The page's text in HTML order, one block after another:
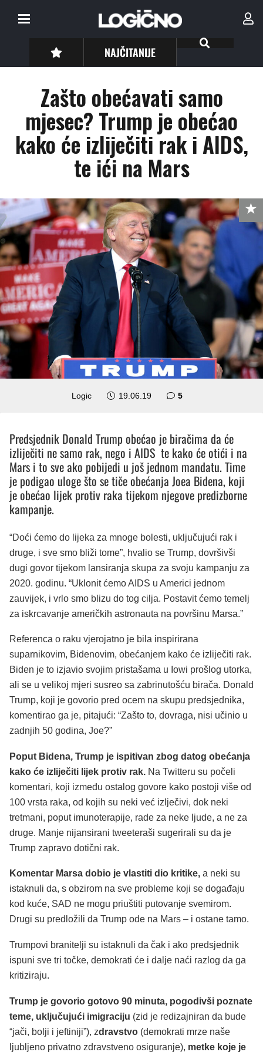
NAJČITANIJE
Zašto obećavati samo
mjesec? Trump je obećao
kako će izliječiti rak i AIDS,
te ići na Mars
Logic 19.06.19 5komentara
Predsjednik Donald Trump obećao je biračima da će
izliječiti ne samo rak, nego i AIDS te kako će otići i na
Mars i to sve ako pobijedi u još jednom mandatu. Time
je podigao uloge što se tiče obećanja Joea Bidena, koji
je obećao lijek protiv raka tijekom njegove predizborne
kampanje.
“Doći ćemo do lijeka za mnoge bolesti, uključujući rak i
druge, i sve smo bliži tome”, hvalio se Trump, dovršivši
dugi govor tijekom lansiranja skupa za svoju kampanju za
2020. godinu. “Uklonit ćemo AIDS u Americi jednom
zauvijek, i vrlo smo blizu do tog cilja. Postavit ćemo temelj
za iskrcavanje američkih astronauta na površinu Marsa.”
Referenca o raku vjerojatno je bila inspirirana
suparnikovim, Bidenovim, obećanjem kako će izliječiti rak.
Biden je to izjavio svojim pristašama u Iowi prošlog utorka,
ali se u velikoj mjeri susreo sa zabrinutošću birača. Donald
Trump, koji je govorio pred ocem na skupu predsjednika,
komentirao ga je, pitajući: “Zašto to, dovraga, nisi učinio u
zadnjih 50 godina, Joe?”
Poput Bidena, Trump je ispitivan zbog datog obećanja
kako će izliječiti lijek protiv rak. Na Twitteru su počeli
komentari, koji između ostalog govore kako postoji više od
100 vrsta raka, od kojih su neki već izlječivi, dok neki
tretmani, poput imunoterapije, rade za neke ljude, a ne za
druge. Manje nijansirani tweeteraši sugerirali su da je
Trump zapravo dotični rak.
Komentar Marsa dobio je vlastiti dio kritike, a neki su
istaknuli da, s obzirom na sve probleme koji se događaju
kod kuće, SAD ne mogu priuštiti putovanje svemirom.
Drugi su predložili da Trump ode na Mars – i ostane tamo.
Trumpovi branitelji su istaknuli da čak i ako predsjednik
ispuni sve tri točke, demokrati će i dalje naći razlog da ga
kritiziraju.
Trump je govorio gotovo 90 minuta, pogodivši poznate
teme, uključujući imigraciju (zid je redizajniran da bude
“jači, bolji i jeftiniji”), zdravstvo (demokrati mrze naše
ljubljeno privatno zdravstveno osiguranje), metke koje je